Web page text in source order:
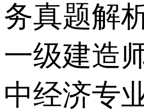
务真题解
一级建造
中经济专